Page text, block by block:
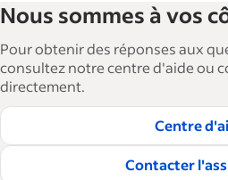
employeurs d'Indeed aide
agrandir et à gérer leurs
000 articles en 6 langues,
conseils, des guides détaillés
pratiques visant à aider les
embaucher et à fidéliser les
Lire nos règles éditoriales
Nous sommes à vos
Pour obtenir des réponses aux
consultez notre centre d'aide ou
directement.
Centre
Contacter